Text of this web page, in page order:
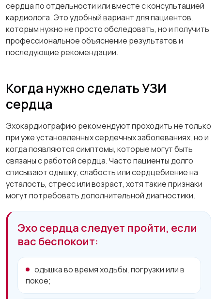
сердца по отдельности или вместе с консультацией
кардиолога. Это удобный вариант для пациентов,
которым нужно не просто обследовать, но и получить
профессиональное объяснение результатов и
последующие рекомендации.
Когда нужно сделать УЗИ
сердца
Эхокардиографию рекомендуют проходить не только
при уже установленных сердечных заболеваниях, но и
когда появляются симптомы, которые могут быть
связаны с работой сердца. Часто пациенты долго
списывают одышку, слабость или сердцебиение на
усталость, стресс или возраст, хотя такие признаки
могут потребовать дополнительной диагностики.
Эхо сердца следует пройти, если
вас беспокоит:
одышка во время ходьбы, погрузки или в
покое;